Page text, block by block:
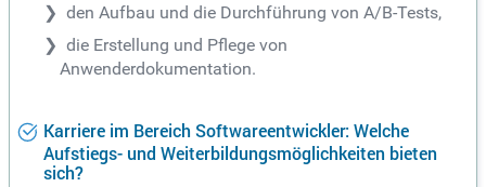
den Aufbau und die Durchführung von A/B-Tests,
die Erstellung und Pflege von
Anwenderdokumentation.
Karriere im Bereich Softwareentwickler: Welche
Aufstiegs- und Weiterbildungsmöglichkeiten bieten
sich?